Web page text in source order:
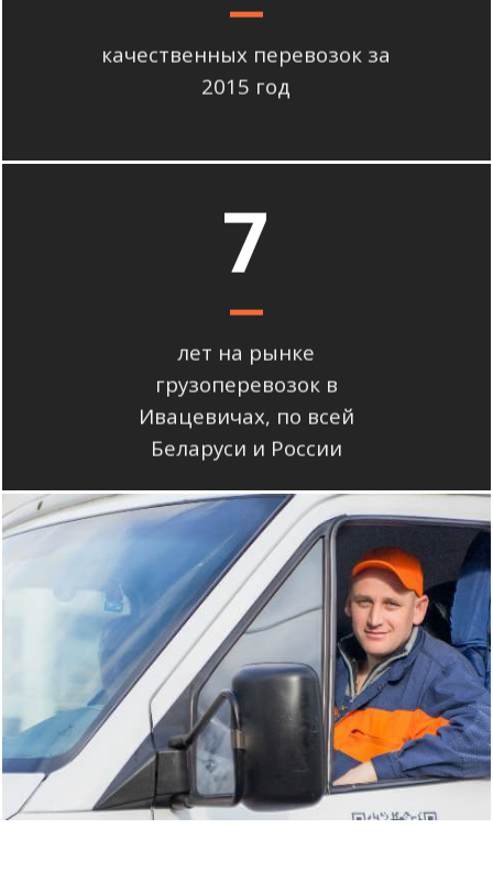
качественных перевозок за
2015 год
7
лет на рынке
грузоперевозок в
Ивацевичах, по всей
Беларуси и России